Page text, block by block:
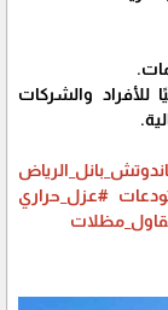
للأفراد والشركات
#عزل_حراري